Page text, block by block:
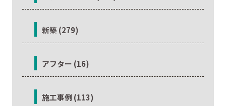
新築 (279)
アフター (16)
施工事例 (113)